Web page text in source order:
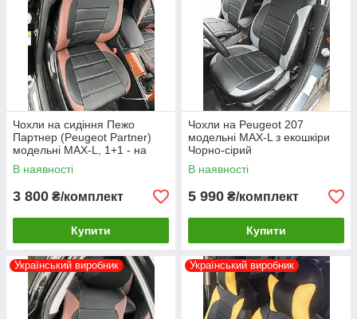
Чохли на сидіння Пежо
Партнер (Peugeot Partner)
модельні MAX-L, 1+1 - на
передні сидіння Чорно-
коричневий
В наявності
3 800 ₴/комплект
Купити
Чохли на Peugeot 207
модельні MAX-L з екошкіри
Чорно-сірий
В наявності
5 990 ₴/комплект
Купити
Український виробник Український виробник